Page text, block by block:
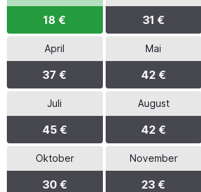
18 € 31 €
April
37 €
Mai
42 €
Juli
45 €
August
42 €
Oktober
30 €
November
23 €